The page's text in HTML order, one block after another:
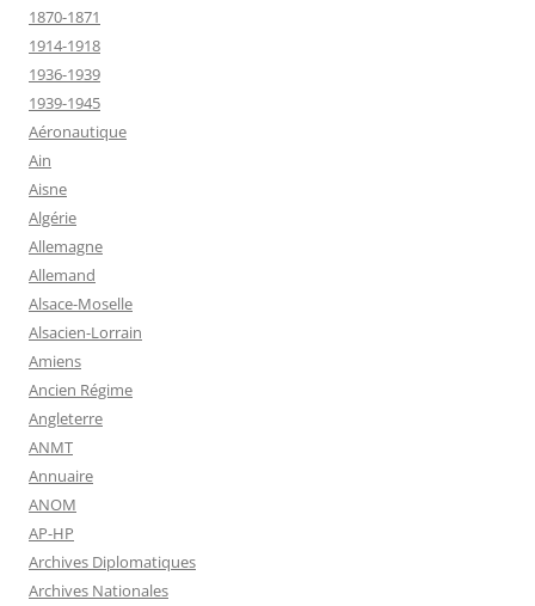
1870-1871
1914-1918
1936-1939
1939-1945
Aéronautique
Ain
Aisne
Algérie
Allemagne
Allemand
Alsace-Moselle
Alsacien-Lorrain
Amiens
Ancien Régime
Angleterre
ANMT
Annuaire
ANOM
AP-HP
Archives Diplomatiques
Archives Nationales